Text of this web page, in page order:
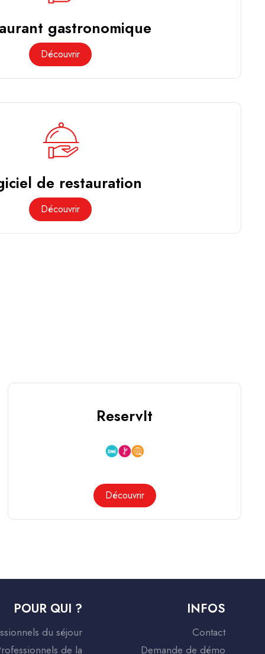
gastronomique
Découvrir
de restauration
Découvrir
ReservIt
Découvrir
POUR QUI ?
du séjour
de la
INFOS
Contact
Demande de démo